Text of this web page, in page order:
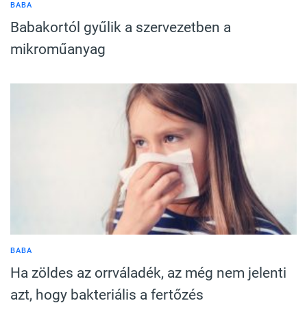
BABA
Babakortól gyűlik a szervezetben a
mikroműanyag
BABA
Ha zöldes az orrváladék, az még nem jelenti
azt, hogy bakteriális a fertőzés